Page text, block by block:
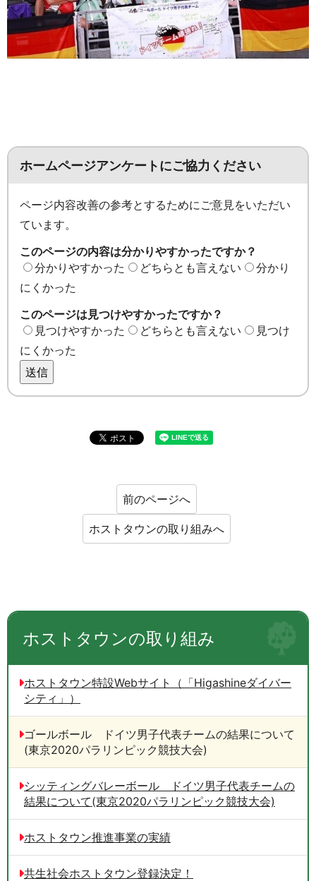
ホームページアンケートにご協力ください
ページ内容改善の参考とするためにご意見をいただい
ています。
このページの内容は分かりやすかったですか？
分かりやすかった
どちらとも言えない
分かり
にくかった
このページは見つけやすかったですか？
見つけやすかった
どちらとも言えない
見つけ
にくかった
送信
前のページへ
ホストタウンの取り組みへ
ホストタウンの取り組み
ホストタウン特設Webサイト（「Higashineダイバー
シティ」）
ゴールボール ドイツ男子代表チームの結果について
(東京2020パラリンピック競技大会)
シッティングバレーボール ドイツ男子代表チームの
結果について(東京2020パラリンピック競技大会)
ホストタウン推進事業の実績
共生社会ホストタウン登録決定！